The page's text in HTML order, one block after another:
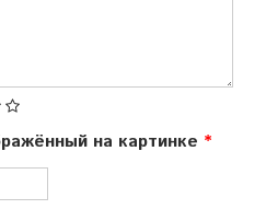
на картинке